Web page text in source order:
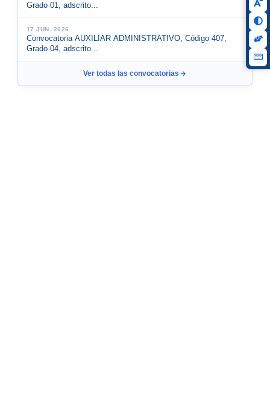
Grado 01, adscrito...
17 JUN. 2026
Convocatoria AUXILIAR ADMINISTRATIVO, Código 407,
Grado 04, adscrito...
Ver todas las convocatorias